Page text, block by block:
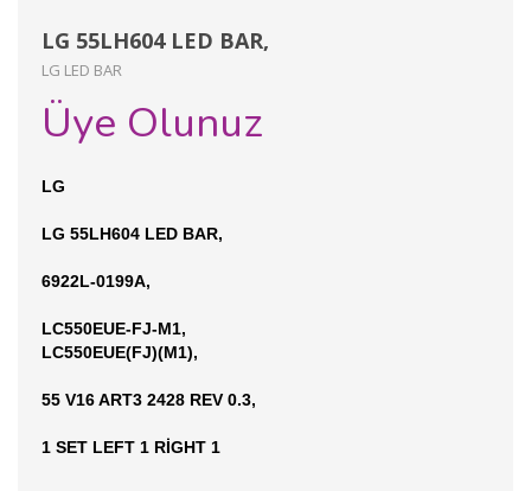
LG 55LH604 LED BAR,
LG LED BAR
Üye Olunuz
LG
LG 55LH604 LED BAR,
6922L-0199A,
LC550EUE-FJ-M1,
LC550EUE(FJ)(M1),
55 V16 ART3 2428 REV 0.3,
1 SET LEFT 1 RİGHT 1